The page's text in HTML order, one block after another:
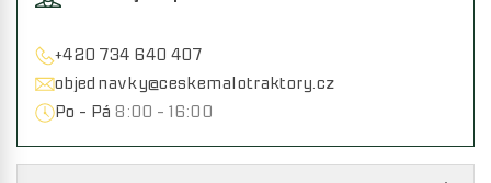
+420 734 640 407
objednavky@ceskemalotraktory.cz
Po - Pá 8:00 - 16:00